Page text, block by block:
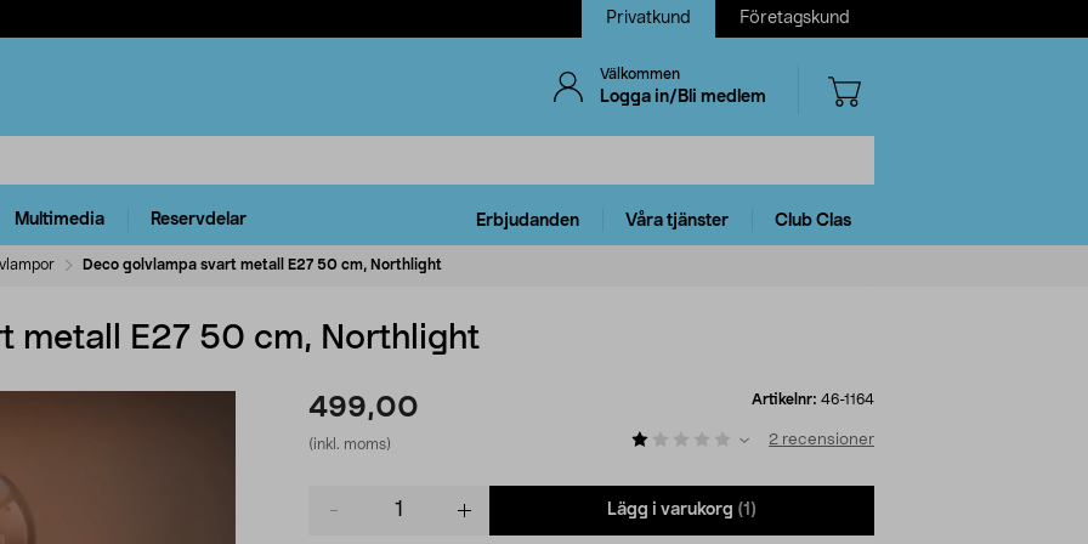
Privatkund Företagskund
Välkommen
Logga in/Bli medlem
Multimedia Reservdelar Erbjudanden Våra tjänster Club Clas
Deco golvlampa svart metall E27 50 cm, Northlight
metall E27 50 cm, Northlight
499,00
(inkl. moms)
Artikelnr: 46-1164
2 recensioner
Lägg i varukorg (1)